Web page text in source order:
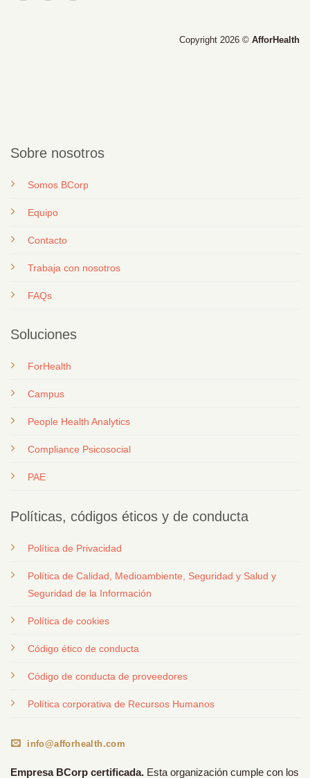
Copyright 2026 © AfforHealth
Sobre nosotros
Somos BCorp
Equipo
Contacto
Trabaja con nosotros
FAQs
Soluciones
ForHealth
Campus
People Health Analytics
Compliance Psicosocial
PAE
Políticas, códigos éticos y de conducta
Política de Privacidad
Política de Calidad, Medioambiente, Seguridad y Salud y
Seguridad de la Información
Política de cookies
Código ético de conducta
Código de conducta de proveedores
Política corporativa de Recursos Humanos
info@afforhealth.com
Empresa BCorp certificada. Esta organización cumple con los